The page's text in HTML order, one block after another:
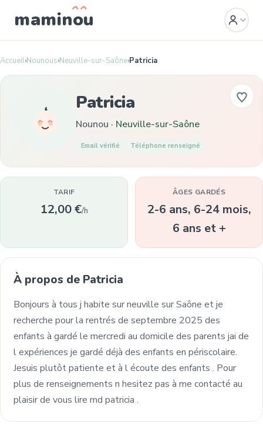
maminou
Accueil›Nounous›Neuville-sur-Saône›Patricia
Patricia
Nounou · Neuville-sur-Saône
Email vérifié Téléphone renseigné
TARIF
12,00 €/h
ÂGES GARDÉS
2-6 ans, 6-24 mois,
6 ans et +
À propos de Patricia
Bonjours à tous j habite sur neuville sur Saône et je
recherche pour la rentrés de septembre 2025 des
enfants à gardé le mercredi au domicile des parents jai de
l expériences je gardé déjà des enfants en périscolaire.
Jesuis plutôt patiente et à l écoute des enfants . Pour
plus de renseignements n hesitez pas à me contacté au
plaisir de vous lire md patricia .